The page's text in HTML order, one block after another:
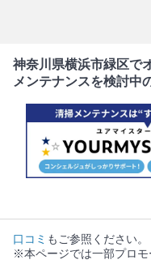
神奈川県横浜市緑区で
メンテナンスを検討中
口コミ もご参照ください。
※本ページでは一部プロモ